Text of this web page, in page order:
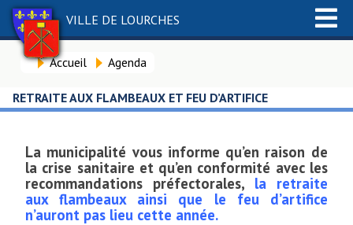
VILLE DE LOURCHES
Accueil Agenda
RETRAITE AUX FLAMBEAUX ET FEU D’ARTIFICE
La municipalité vous informe qu’en raison de
la crise sanitaire et qu’en conformité avec les
recommandations préfectorales, la retraite
aux flambeaux ainsi que le feu d’artifice
n’auront pas lieu cette année.